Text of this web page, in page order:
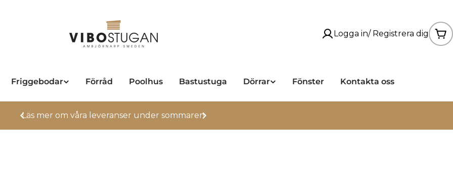
Logga in/ Registrera dig
Friggebodar Förråd Poolhus Bastustuga Dörrar Fönster Kontakta oss
Läs mer om våra leveranser under sommaren